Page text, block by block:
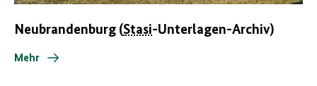
Neubrandenburg (Stasi-Unterlagen-Archiv)
Mehr